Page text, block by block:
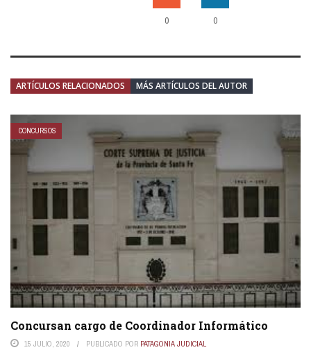
0 0
ARTÍCULOS RELACIONADOS MÁS ARTÍCULOS DEL AUTOR
CONCURSOS
Concursan cargo de Coordinador Informático
15 JULIO, 2020 PUBLICADO POR PATAGONIA JUDICIAL